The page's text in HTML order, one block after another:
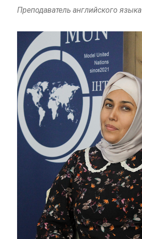
Преподаватель английского языка